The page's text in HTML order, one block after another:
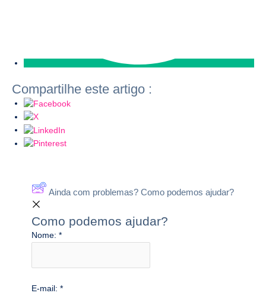
Compartilhe este artigo :
Ainda com problemas? Como podemos ajudar?
Como podemos ajudar?
Nome:*
E-mail:*